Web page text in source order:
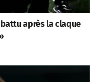
après la claque